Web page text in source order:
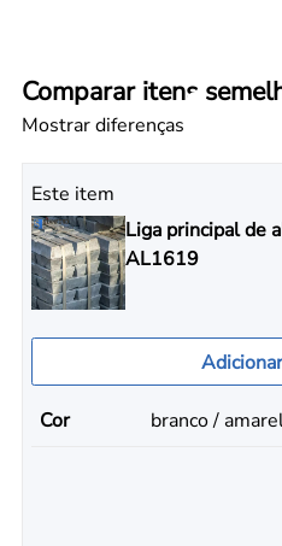
Comparar itens
Mostrar diferenças
Este item
Liga principal de
AL1619
Cor branco /